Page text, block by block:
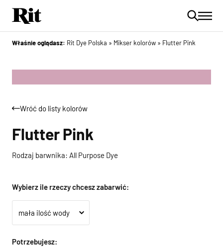
Właśnie oglądasz: Rit Dye Polska » Mikser kolorów » Flutter Pink
Wróć do listy kolorów
Flutter Pink
Rodzaj barwnika: All Purpose Dye
Wybierz ile rzeczy chcesz zabarwić:
Potrzebujesz: